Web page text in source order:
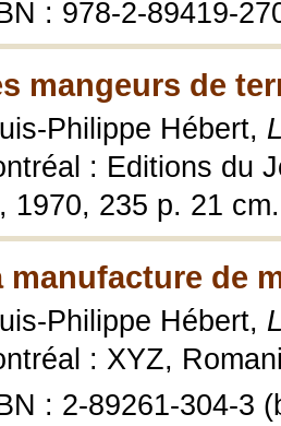
: 978-2-89419-
mangeurs de
Philippe Hébert,
: Editions du
1970, 235 p. 21 cm.
manufacture de
Philippe Hébert,
: XYZ,
: 2-89261-304-3